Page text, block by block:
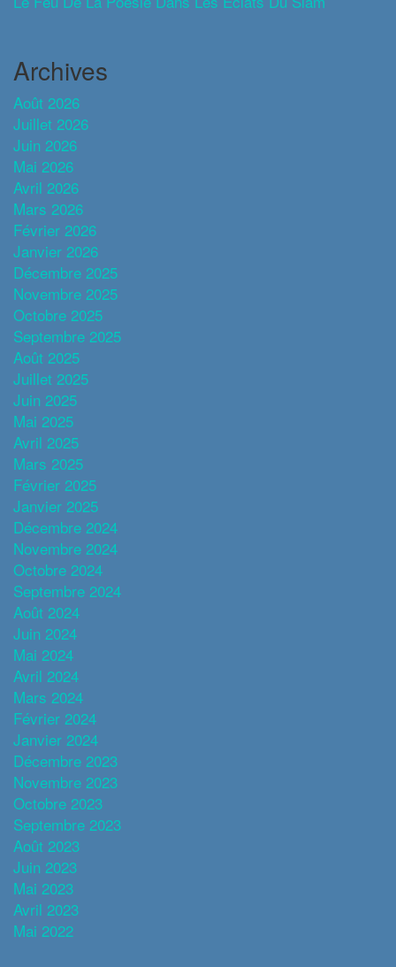
Archives
Août 2026
Juillet 2026
Juin 2026
Mai 2026
Avril 2026
Mars 2026
Février 2026
Janvier 2026
Décembre 2025
Novembre 2025
Octobre 2025
Septembre 2025
Août 2025
Juillet 2025
Juin 2025
Mai 2025
Avril 2025
Mars 2025
Février 2025
Janvier 2025
Décembre 2024
Novembre 2024
Octobre 2024
Septembre 2024
Août 2024
Juin 2024
Mai 2024
Avril 2024
Mars 2024
Février 2024
Janvier 2024
Décembre 2023
Novembre 2023
Octobre 2023
Septembre 2023
Août 2023
Juin 2023
Mai 2023
Avril 2023
Mai 2022